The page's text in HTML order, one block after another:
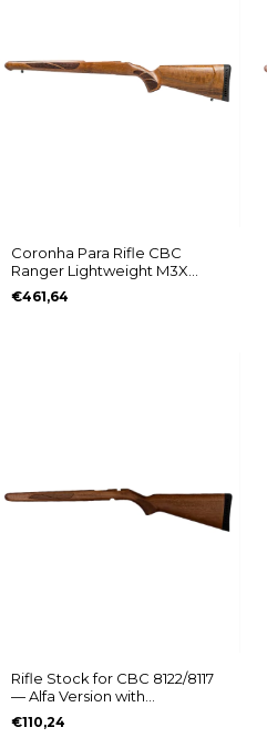
Coronha Para Rifle CBC
Ranger Lightweight M3X
Clássico Imbuia
€461,64
Rifle Stock for CBC 8122/8117
— Alfa Version with
Checkering
€110,24